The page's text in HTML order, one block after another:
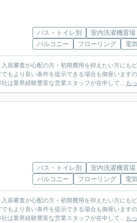
バス・トイレ別 室内洗濯機置場
バルコニー
フローリング 電
居審査が心配の方・初期費用を抑えたい方にも
もより良い条件を提示できる場合も御座います
。弊社は業界経験豊富な営業スタッフが在中して... も
バス・トイレ別 室内洗濯機置場
バルコニー
フローリング 電
居審査が心配の方・初期費用を抑えたい方にも
もより良い条件を提示できる場合も御座います
。弊社は業界経験豊富な営業スタッフが在中して... も